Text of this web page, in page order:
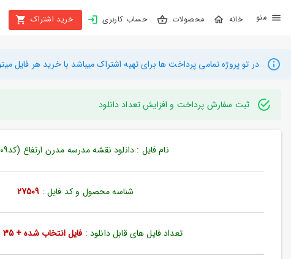
محصولات حساب کاربری خرید اشتراک
بستن
محصولات
اشتراک
کاربری
در تو پروژه تمامی پرداخت ها برای تهیه اشتراک میباشد با خرید هر فایل میتوانید به مدت
ثبت سفارش پرداخت و افزایش تعداد دانلود
نام فایل : دانلود نقشه مدرسه مدرن ارتفاع (کد27509)
شناسه محصول و کد فایل : 27509
تعداد فایل های قابل دانلود : فایل انتخاب شده + 35 فایل دیگر